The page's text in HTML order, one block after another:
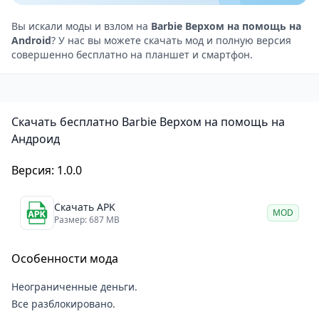
Уход и симуляция жизни — расчёсывайте, кормите
и заботьтесь о лошадях, чтобы завоевать их
доверие
Соревнования и гонки — тренируйте навыки
Огромный выбор нарядов и снаряжения —
одевайте персонажа и лошадей в стильные
комбинации, собирайте полную коллекцию
на подбор образов, развивая чувство стиля
Игровой процесс и развитие
долину, встречаете новых лошадей, приводите их
домой и начинаете с ними работать. Каждый
уровень открывает новые задания — от простого
Вы искали моды и взлом на Barbie Верхом на помощь на
Android? У нас вы можете скачать мод и полную версия
совершенно бесплатно на планшет и смартфон.
Скачать бесплатно Barbie Верхом на помощь на
Андроид
Версия: 1.0.0
Скачать APK
Размер: 687 MB
MOD
Особенности мода
Неограниченные деньги.
Все разблокировано.